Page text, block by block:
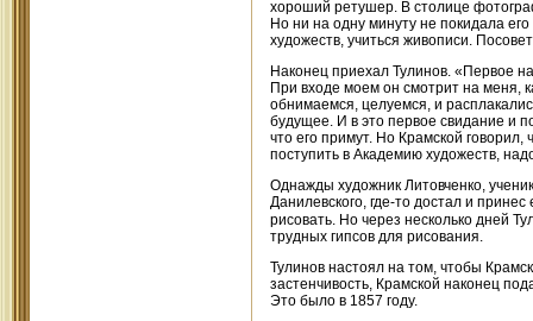
хороший ретушер. В столице
Но ни на одну минуту не покидала
художеств, учиться живописи.
Наконец приехал Тулинов. «Первое
При входе моем он смотрит на меня,
обнимаемся, целуемся, и
будущее. И в это первое свидание и
что его примут. Но Крамской
поступить в Академию художеств,
Однажды художник Литовченко,
Данилевского, где-то достал и
рисовать. Но через несколько дней
трудных гипсов для рисования.
Тулинов настоял на том, чтобы
застенчивость, Крамской наконец
Это было в 1857 году.